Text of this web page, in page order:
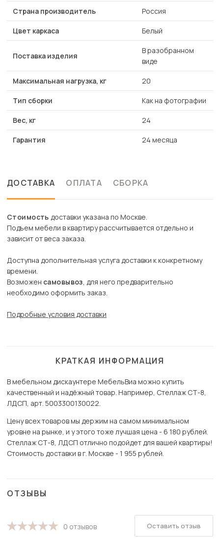
Страна производитель Россия
Цвет каркаса Белый
Поставка изделия
В разобранном
виде
Максимальная нагрузка, кг 20
Тип сборки Как на фотографии
Вес, кг 24
Гарантия 24 месяца
ДОСТАВКА ОПЛАТА СБОРКА
Стоимость доставки указана по Москве.
Подъем мебели в квартиру рассчитывается отдельно и
зависит от веса заказа.
Доступна дополнительная услуга доставки к конкретному
времени.
Возможен самовывоз, для него предварительно
необходимо оформить заказ.
Подробные условия доставки
КРАТКАЯ ИНФОРМАЦИЯ
В мебельном дискаунтере МебельВиа можно купить
качественный и надёжный товар. Например, Стеллаж СТ-8,
ЛДСП, арт. 5003300130022.
Цену всех товаров мы держим на самом минимальном
уровне на рынке, и у этого тоже лучшая цена - 6 180 рублей.
Стеллаж СТ-8, ЛДСП отлично подойдет для вашей квартиры!
Стоимость доставки в г. Москве - 1 955 рублей.
ОТЗЫВЫ
0 отзывов Оставить отзыв